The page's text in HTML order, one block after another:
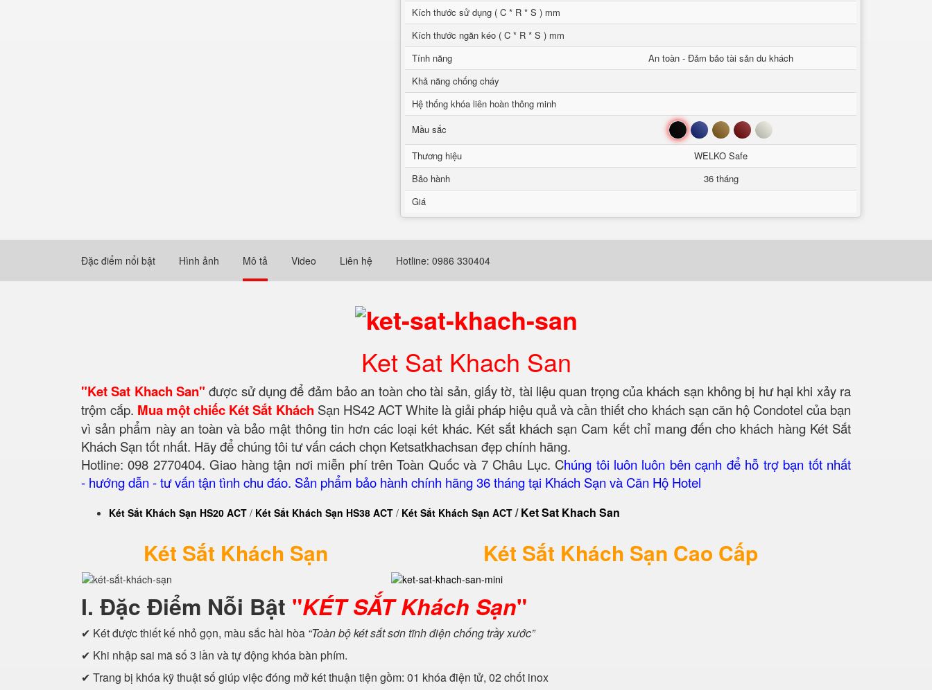
Kích thước sử dụng ( C * R * S ) mm
Kích thước ngăn kéo ( C * R * S ) mm
Tính năng
An toàn - Đảm bảo tài sản du khách
Khả năng chống cháy
Hệ thống khóa liên hoàn thông minh
Mầu sắc
Đen Xanh Nâu Đỏ Trắng
Thương hiệu
WELKO Safe
Bảo hành
36 tháng
Giá
Đặc điểm nổi bật Hình ảnh Mô tả Video Liên hệ Hotline: 0986 330404
Ket Sat Khach San
"Ket Sat Khach San" được sử dụng để đảm bảo an toàn cho tài sản, giấy tờ, tài liệu quan trọng của khách sạn không bị hư hại khi xảy ra
trộm cắp. Mua một chiếc Két Sắt Khách Sạn HS42 ACT White là giải pháp hiệu quả và cần thiết cho khách sạn căn hộ Condotel của bạn
vì sản phẩm này an toàn và bảo mật thông tin hơn các loại két khác. Két sắt khách sạn Cam kết chỉ mang đến cho khách hàng Két Sắt
Khách Sạn tốt nhất. Hãy để chúng tôi tư vấn cách chọn Ketsatkhachsan đẹp chính hãng.
Hotline: 098 2770404. Giao hàng tận nơi miễn phí trên Toàn Quốc và 7 Châu Lục. Chúng tôi luôn luôn bên cạnh để hỗ trợ bạn tốt nhất
- hướng dẫn - tư vấn tận tình chu đáo. Sản phẩm bảo hành chính hãng 36 tháng tại Khách Sạn và Căn Hộ Hotel
Két Sắt Khách Sạn HS20 ACT / Két Sắt Khách Sạn HS38 ACT / Két Sắt Khách Sạn ACT /Ket Sat Khach San
Két Sắt Khách Sạn Két Sắt Khách Sạn Cao Cấp
I. Đặc Điểm Nỗi Bật "KÉT SẮT Khách Sạn"
✔ Két được thiết kế nhỏ gọn, màu sắc hài hòa “Toàn bộ két sắt sơn tĩnh điện chống trầy xước”
✔ Khi nhập sai mã số 3 lần và tự động khóa bàn phím.
✔ Trang bị khóa kỹ thuật số giúp việc đóng mở két thuận tiện gồm: 01 khóa điện tử, 02 chốt inox